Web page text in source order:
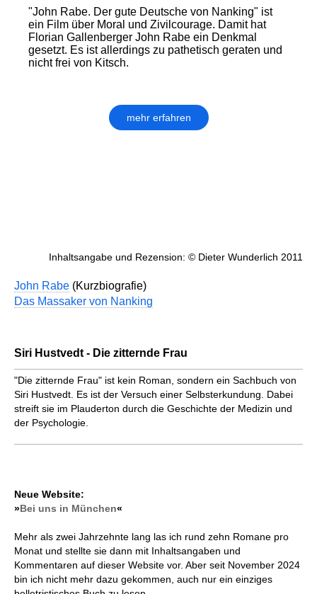
"John Rabe. Der gute Deutsche von Nanking" ist
ein Film über Moral und Zivilcourage. Damit hat
Florian Gallenberger John Rabe ein Denkmal
gesetzt. Es ist allerdings zu pathetisch geraten und
nicht frei von Kitsch.
mehr erfahren
Inhaltsangabe und Rezension: © Dieter Wunderlich 2011
John Rabe (Kurzbiografie)
Das Massaker von Nanking
Siri Hustvedt - Die zitternde Frau
"Die zitternde Frau" ist kein Roman, sondern ein Sachbuch von
Siri Hustvedt. Es ist der Versuch einer Selbsterkundung. Dabei
streift sie im Plauderton durch die Geschichte der Medizin und
der Psychologie.
Neue Website:
»Bei uns in München«
Mehr als zwei Jahrzehnte lang las ich rund zehn Romane pro
Monat und stellte sie dann mit Inhaltsangaben und
Kommentaren auf dieser Website vor. Aber seit November 2024
bin ich nicht mehr dazu gekommen, auch nur ein einziges